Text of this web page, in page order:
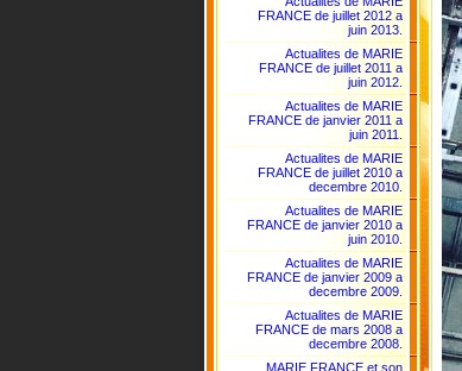
FRANCE de juillet 2012 a
juin 2013.
Actualites de MARIE
FRANCE de juillet 2011 a
juin 2012.
Actualites de MARIE
FRANCE de janvier 2011 a
juin 2011.
Actualites de MARIE
FRANCE de juillet 2010 a
decembre 2010.
Actualites de MARIE
FRANCE de janvier 2010 a
juin 2010.
Actualites de MARIE
FRANCE de janvier 2009 a
decembre 2009.
Actualites de MARIE
FRANCE de mars 2008 a
decembre 2008.
MARIE FRANCE et son